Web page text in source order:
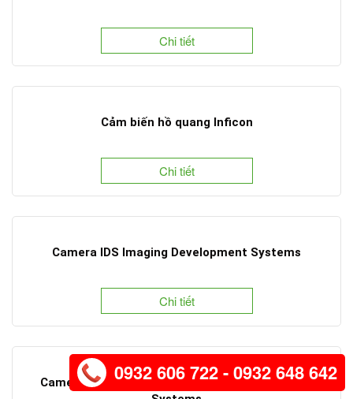
Chi tiết
Cảm biến hồ quang Inficon
Chi tiết
Camera IDS Imaging Development Systems
Chi tiết
Camera quét khu vực IDS Imaging Development
0932 606 722 - 0932 648 642